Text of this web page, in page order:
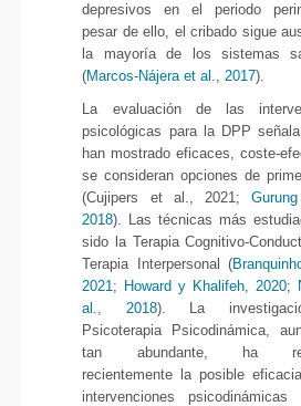
depresivos en el periodo
pesar de ello, el cribado sigue
la mayoría de los sistemas
(Marcos-Nájera et al., 2017).
La evaluación de las
psicológicas para la DPP
han mostrado eficaces, coste-
se consideran opciones de
(Cujipers et al., 2021;
2018). Las técnicas más
sido la Terapia Cognitivo-
Terapia Interpersonal (
2021; Howard y Khalifeh, 2020;
al., 2018). La
Psicoterapia Psicodinámica,
tan abundante, ha
recientemente la posible
intervenciones